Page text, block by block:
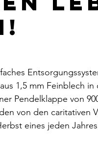
1,5 mm Feinblech
Pendelklappe von
von den caritativen
eines jeden